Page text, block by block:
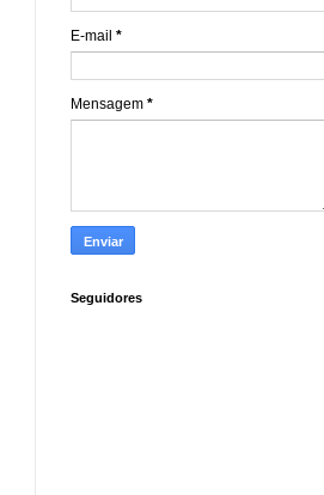
E-mail *
Mensagem *
Seguidores